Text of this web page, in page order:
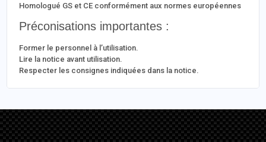
Homologué GS et CE conformément aux normes européennes
Préconisations importantes :
Former le personnel à l’utilisation.
Lire la notice avant utilisation.
Respecter les consignes indiquées dans la notice.